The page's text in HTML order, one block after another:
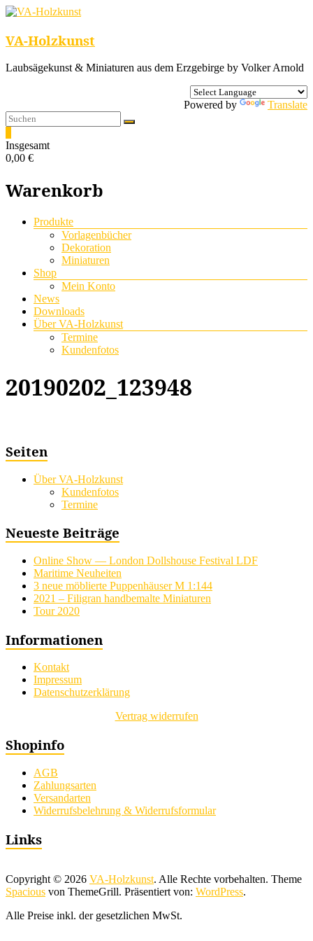
VA-Holzkunst
Laubsägekunst & Miniaturen aus dem Erzgebirge by Volker Arnold
Powered by Translate
Insgesamt
0,00 €
Warenkorb
Menü
Produkte
Vorlagenbücher
Dekoration
Miniaturen
Shop
Mein Konto
News
Downloads
Über VA-Holzkunst
Termine
Kundenfotos
20190202_123948
Seiten
Über VA-Holzkunst
Kundenfotos
Termine
Neueste Beiträge
Online Show — London Dollshouse Festival LDF
Maritime Neuheiten
3 neue möblierte Puppenhäuser M 1:144
2021 – Filigran handbemalte Miniaturen
Tour 2020
Informationen
Kontakt
Impressum
Datenschutzerklärung
Vertrag widerrufen
Shopinfo
AGB
Zahlungsarten
Versandarten
Widerrufsbelehrung & Widerrufsformular
Links
Copyright © 2026 VA-Holzkunst. Alle Rechte vorbehalten. Theme
Spacious von ThemeGrill. Präsentiert von: WordPress.
Alle Preise inkl. der gesetzlichen MwSt.